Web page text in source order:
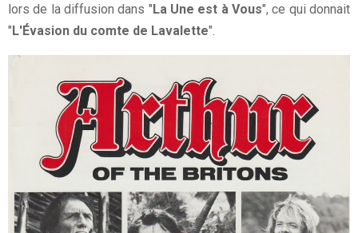
lors de la diffusion dans "La Une est à Vous", ce qui donnait
"L'Évasion du comte de Lavalette".